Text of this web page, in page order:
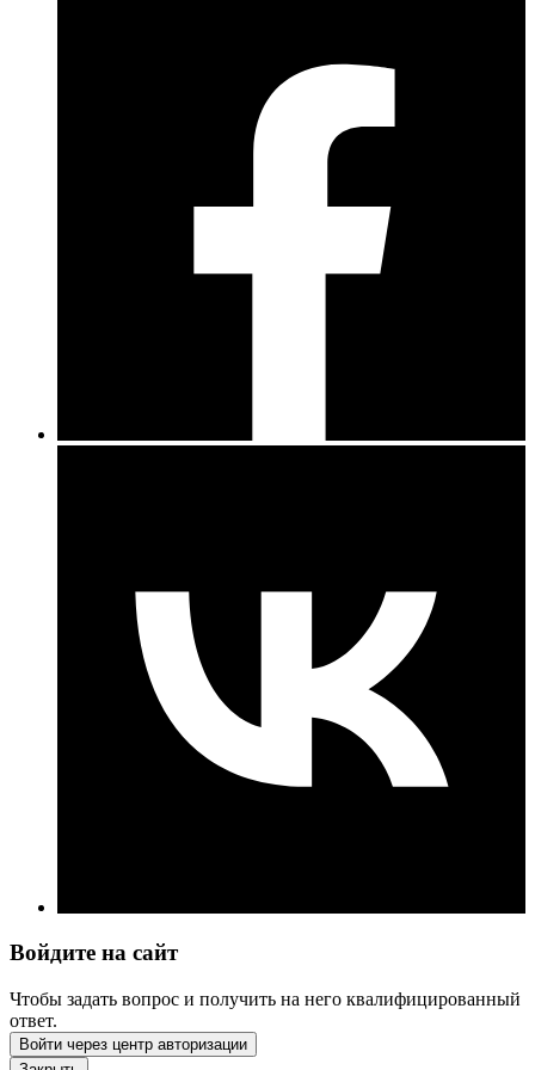
Войдите на сайт
Чтобы задать вопрос и получить на него квалифицированный
ответ.
Войти через центр авторизации